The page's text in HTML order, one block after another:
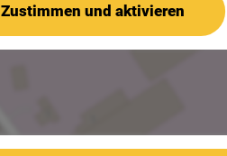
Zustimmen und aktivieren